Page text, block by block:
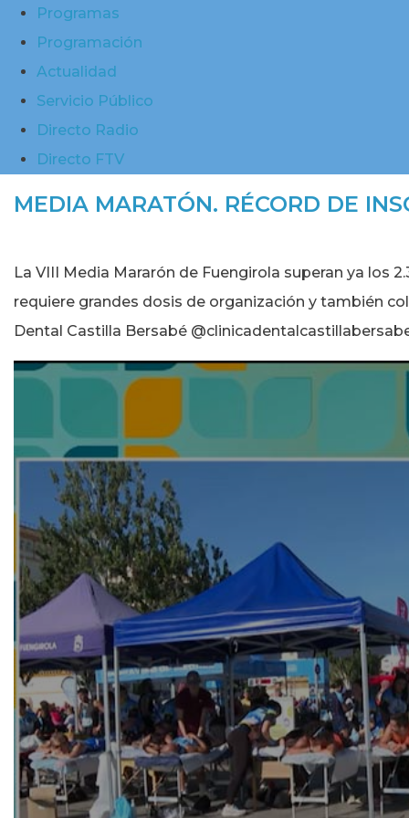
Programas
Programación
Actualidad
Servicio Público
Directo Radio
Directo FTV
MEDIA MARATÓN. RÉCORD DE
La VIII Media Mararón de Fuengirola superan ya los
requiere grandes dosis de organización y también
Dental Castilla Bersabé